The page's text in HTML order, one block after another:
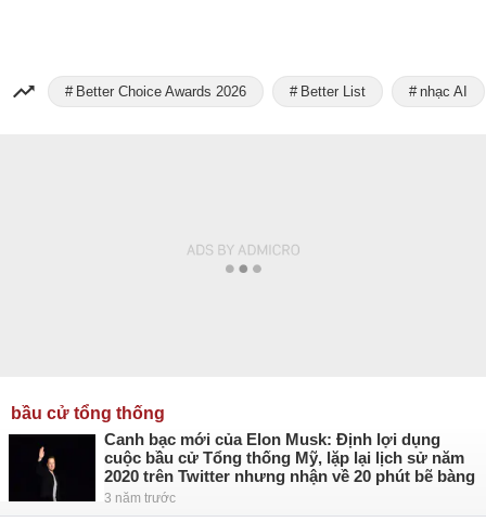
Better Choice Awards 2026 Better List nhạc AI
bầu cử tổng thống
Canh bạc mới của Elon Musk: Định lợi dụng
cuộc bầu cử Tổng thống Mỹ, lặp lại lịch sử năm
2020 trên Twitter nhưng nhận về 20 phút bẽ bàng
3 năm trước